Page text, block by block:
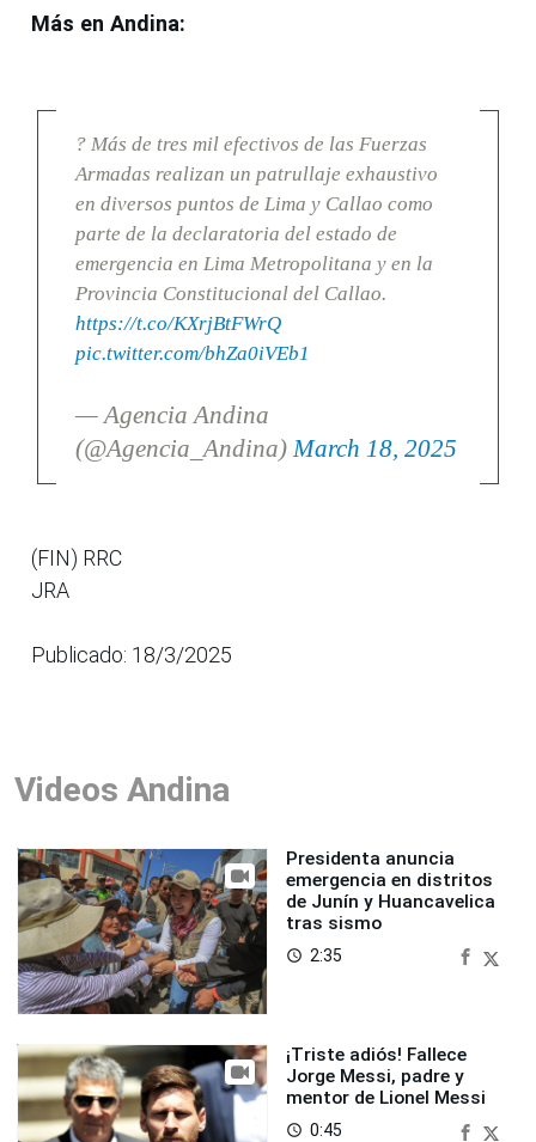
Más en Andina:
? Más de tres mil efectivos de las Fuerzas
Armadas realizan un patrullaje exhaustivo
en diversos puntos de Lima y Callao como
parte de la declaratoria del estado de
emergencia en Lima Metropolitana y en la
Provincia Constitucional del Callao.
https://t.co/KXrjBtFWrQ
pic.twitter.com/bhZa0iVEb1
— Agencia Andina
(@Agencia_Andina) March 18, 2025
(FIN) RRC
JRA
Publicado: 18/3/2025
Videos Andina
Presidenta anuncia
emergencia en distritos
de Junín y Huancavelica
tras sismo
access_time 2:35
¡Triste adiós! Fallece
Jorge Messi, padre y
mentor de Lionel Messi
access_time 0:45